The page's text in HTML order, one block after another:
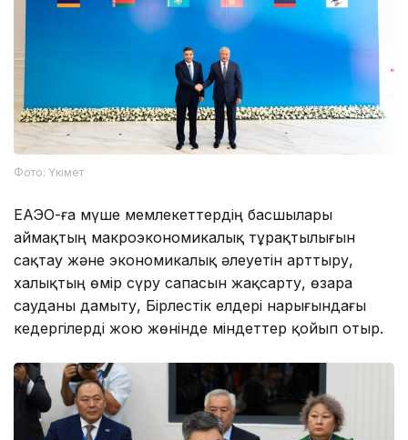
Фото: Үкімет
ЕАЭО-ға мүше мемлекеттердің басшылары
аймақтың макроэкономикалық тұрақтылығын
сақтау және экономикалық әлеуетін арттыру,
халықтың өмір сүру сапасын жақсарту, өзара
сауданы дамыту, Бірлестік елдері нарығындағы
кедергілерді жою жөнінде міндеттер қойып отыр.